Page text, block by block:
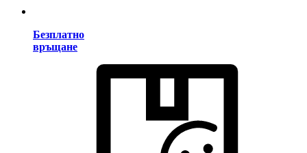
Безплатно
връщане